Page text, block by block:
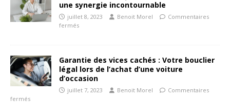
une synergie incontournable
juillet 8, 2023 Benoit Morel
Commentaires
fermés
Garantie des vices cachés : Votre bouclier
légal lors de l’achat d’une voiture
d’occasion
juillet 7, 2023 Benoit Morel
Commentaires
fermés